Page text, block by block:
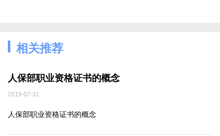
相关推荐
人保部职业资格证书的概念
2019-07-31
人保部职业资格证书的概念